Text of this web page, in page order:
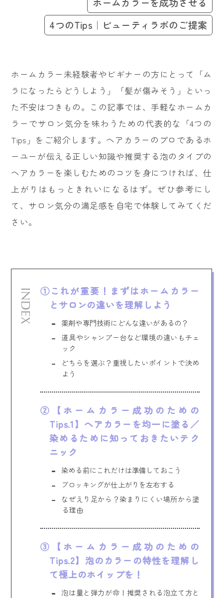
4つのTips｜ビューティラボのご提案
ホームカラー未経験者やビギナーの方にとって「ム
ラになったらどうしよう」「髪が傷みそう」といっ
た不安はつきもの。この記事では、手軽なホームカ
ラーでサロン気分を味わうための代表的な「4つの
Tips」をご紹介します。ヘアカラーのプロであるホ
ーユーが伝える正しい知識や推奨する泡のタイプの
ヘアカラーを楽しむためのコツを身につければ、仕
上がりはもっときれいになるはず。ぜひ参考にし
て、サロン気分の満足感を自宅で体験してみてくだ
さい。
これが重要！まずはホームカラー
とサロンの違いを理解しよう
薬剤や専門技術にどんな違いがあるの？
道具やシャンプー台など環境の違いもチェ
ック
どちらを選ぶ？重視したいポイントで決め
よう
【ホームカラー成功のための
Tips.1】ヘアカラーを均一に塗る／
染めるために知っておきたいテク
ニック
染める前にこれだけは準備しておこう
ブロッキングが仕上がりを左右する
なぜえり足から？染まりにくい場所から塗
る理由
【ホームカラー成功のための
Tips.2】泡のカラーの特性を理解し
て極上のホイップを！
泡は量と弾力が命！推奨される泡立て方と